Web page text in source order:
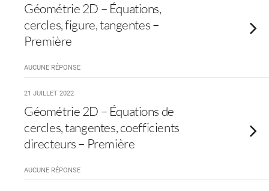
Géométrie 2D – Équations,
cercles, figure, tangentes –
Première
AUCUNE RÉPONSE
21 JUILLET 2022
Géométrie 2D – Équations de
cercles, tangentes, coefficients
directeurs – Première
AUCUNE RÉPONSE